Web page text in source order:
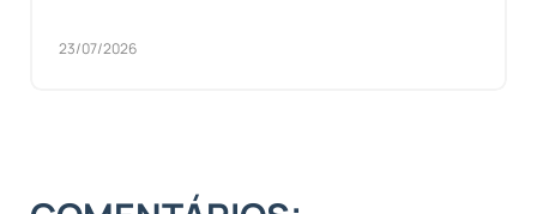
23/07/2026